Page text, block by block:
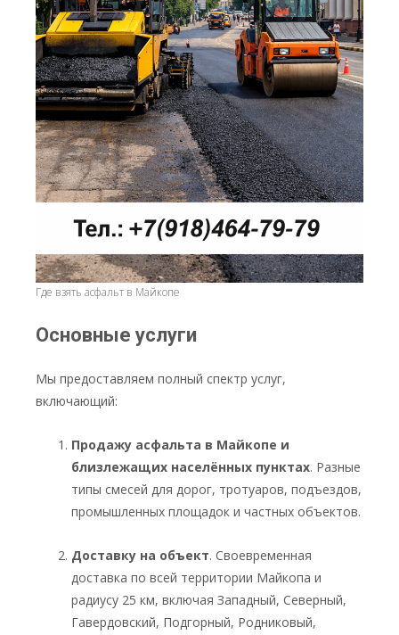
Где взять асфальт в Майкопе
Основные услуги
Мы предоставляем полный спектр услуг,
включающий:
Продажу асфальта в Майкопе и
близлежащих населённых пунктах. Разные
типы смесей для дорог, тротуаров, подъездов,
промышленных площадок и частных объектов.
Доставку на объект. Своевременная
доставка по всей территории Майкопа и
радиусу 25 км, включая Западный, Северный,
Гавердовский, Подгорный, Родниковый,